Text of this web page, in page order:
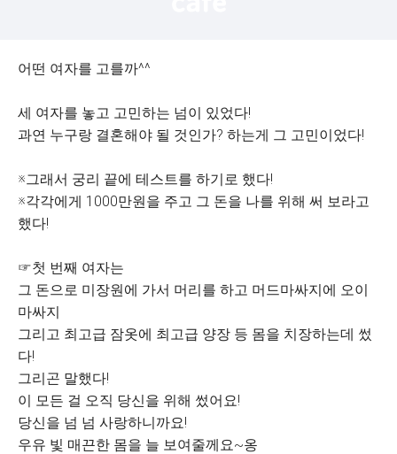
어떤 여자를 고를까^^
세 여자를 놓고 고민하는 넘이 있었다!
과연 누구랑 결혼해야 될 것인가? 하는게 그 고민이었다!
※그래서 궁리 끝에 테스트를 하기로 했다!
※각각에게 1000만원을 주고 그 돈을 나를 위해 써 보라고
했다!
☞첫 번째 여자는
그 돈으로 미장원에 가서 머리를 하고 머드마싸지에 오이
마싸지
그리고 최고급 잠옷에 최고급 양장 등 몸을 치장하는데 썼
다!
그리곤 말했다!
이 모든 걸 오직 당신을 위해 썼어요!
당신을 넘 넘 사랑하니까요!
우유 빛 매끈한 몸을 늘 보여줄께요~옹